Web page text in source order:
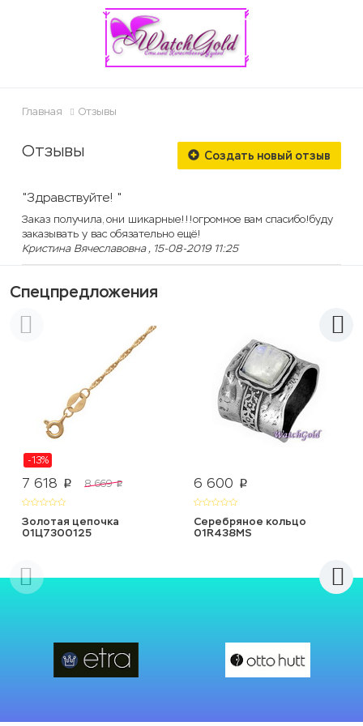
Главная Отзывы
Отзывы Создать новый отзыв
"Здравствуйте! "
Заказ получила, они шикарные!!!огромное вам спасибо!буду
заказывать у вас обязательно ещё!
Кристина Вячеславовна , 15-08-2019 11:25
Спецпредложения
-13%
7 618 p 8 669 p
Золотая цепочка
01Ц7300125
6 600 p
Серебряное кольцо
01R438MS